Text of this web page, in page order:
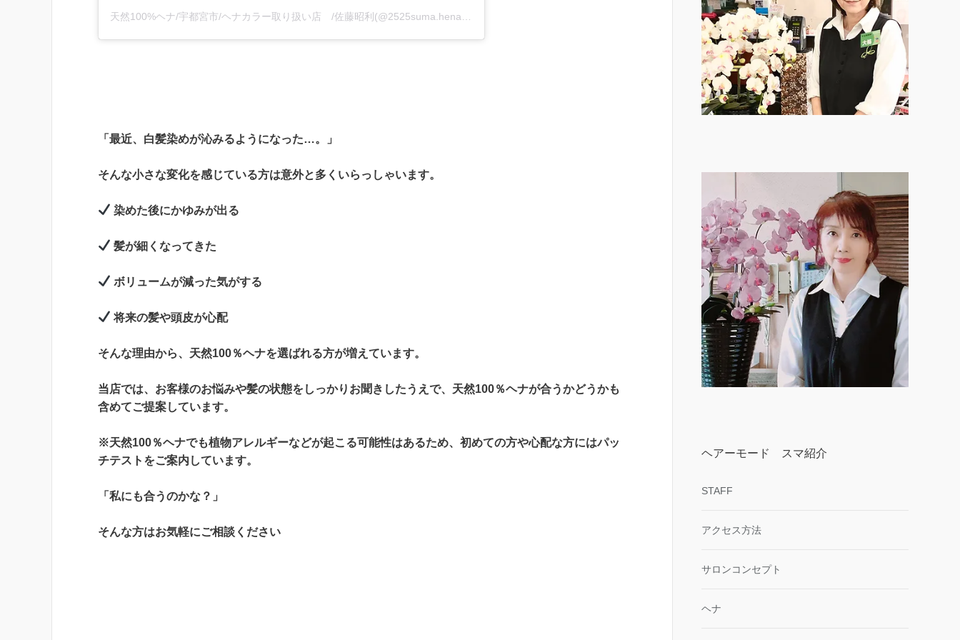
「最近、白髪染めが沁みるようになった…。」
そんな小さな変化を感じている方は意外と多くいらっしゃいます。
染めた後にかゆみが出る
髪が細くなってきた
ボリュームが減った気がする
将来の髪や頭皮が心配
そんな理由から、天然100％ヘナを選ばれる方が増えています。
当店では、お客様のお悩みや髪の状態をしっかりお聞きしたうえで、天然100％ヘナが合うかどうかも
含めてご提案しています。
※天然100％ヘナでも植物アレルギーなどが起こる可能性はあるため、初めての方や心配な方にはパッ
チテストをご案内しています。
「私にも合うのかな？」
そんな方はお気軽にご相談ください
ヘアーモード スマ紹介
STAFF
アクセス方法
サロンコンセプト
ヘナ